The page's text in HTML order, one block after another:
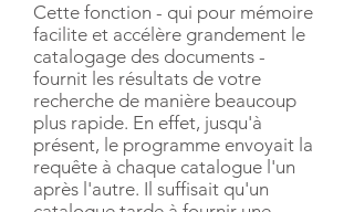
Cette fonction - qui pour mémoire
facilite et accélère grandement le
catalogage des documents -
fournit les résultats de votre
recherche de manière beaucoup
plus rapide. En effet, jusqu'à
présent, le programme envoyait la
requête à chaque catalogue l'un
après l'autre. Il suffisait qu'un